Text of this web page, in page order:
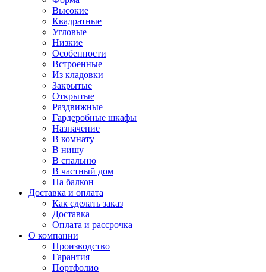
Высокие
Квадратные
Угловые
Низкие
Особенности
Встроенные
Из кладовки
Закрытые
Открытые
Раздвижные
Гардеробные шкафы
Назначение
В комнату
В нишу
В спальню
В частный дом
На балкон
Доставка и оплата
Как сделать заказ
Доставка
Оплата и рассрочка
О компании
Производство
Гарантия
Портфолио